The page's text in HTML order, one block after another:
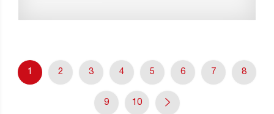
1 2 3 4 5 6 7 8
9 10